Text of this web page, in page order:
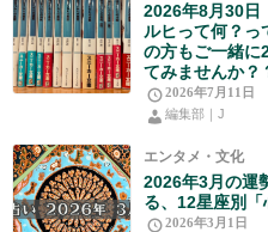
2026年8月30日
ルヒって何？っ
の方もご一緒に
てみませんか？
2026年7月11日
編集部｜J
エンタメ・文化
2026年3月の運
る、12星座別「
2026年3月1日